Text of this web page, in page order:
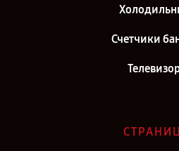
Ремонт холодильника Hitachi R-
Счетчики